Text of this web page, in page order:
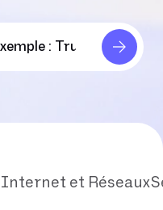
Internet et Réseaux